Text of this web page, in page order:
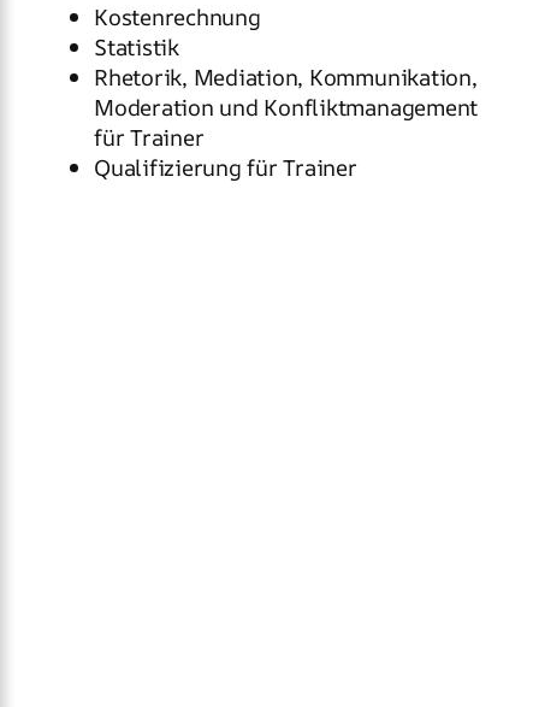
Kostenrechnung
Statistik
Rhetorik, Mediation, Kommunikation,
Moderation und Konfliktmanagement
für Trainer
Qualifizierung für Trainer